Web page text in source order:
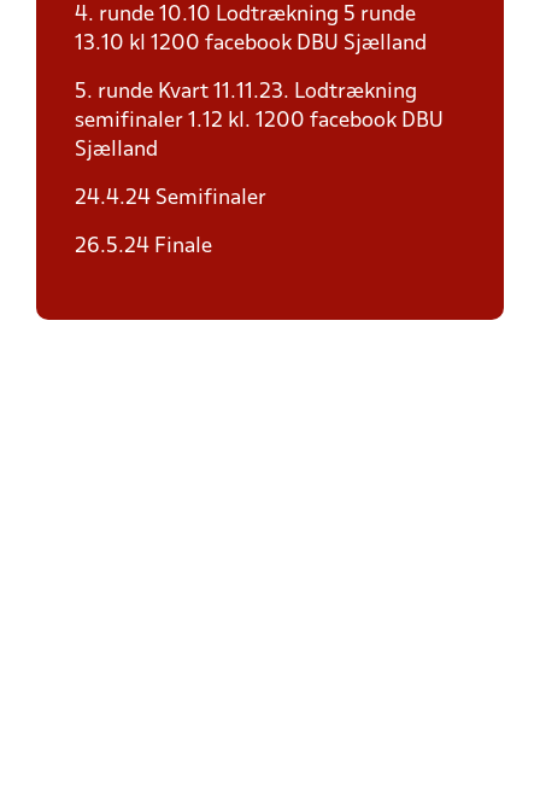
4. runde 10.10 Lodtrækning 5 runde
13.10 kl 1200 facebook DBU Sjælland
5. runde Kvart 11.11.23. Lodtrækning
semifinaler 1.12 kl. 1200 facebook DBU
Sjælland
24.4.24 Semifinaler
26.5.24 Finale